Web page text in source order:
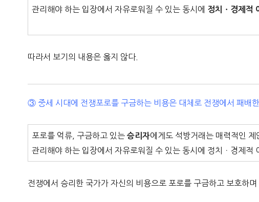
관리해야 하는 입장에서 자유로워질 수 있는 동시에 정치ㆍ경제적
따라서 보기의 내용은 옳지 않다.
③ 중세 시대에 전쟁포로를 구금하는 비용은 대체로 전쟁에서 패배
포로를 억류, 구금하고 있는승리자에게도 석방거래는 매력적인
관리해야 하는 입장에서 자유로워질 수 있는 동시에 정치ㆍ경제적
전쟁에서 승리한 국가가 자신의 비용으로 포로를 구금하고 보호하며